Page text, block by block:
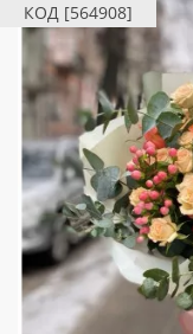
КОД [564908]